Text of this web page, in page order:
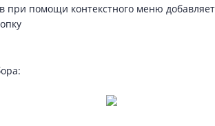
при помощи контекстного меню